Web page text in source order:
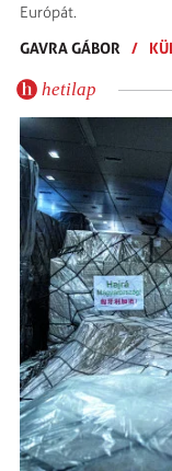
Európát.
GAVRA GÁBOR
/
hetilap